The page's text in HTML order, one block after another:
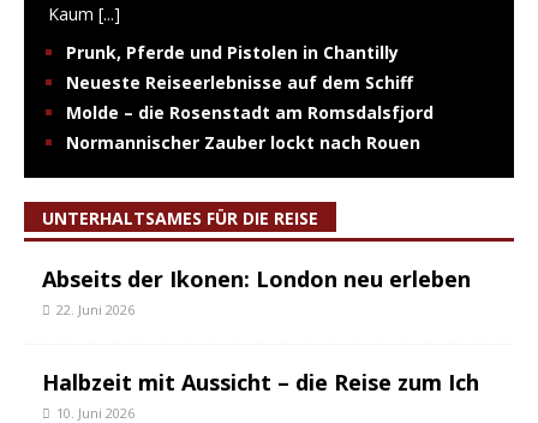
Kaum [...]
Prunk, Pferde und Pistolen in Chantilly
Neueste Reiseerlebnisse auf dem Schiff
Molde – die Rosenstadt am Romsdalsfjord
Normannischer Zauber lockt nach Rouen
UNTERHALTSAMES FÜR DIE REISE
Abseits der Ikonen: London neu erleben
22. Juni 2026
Halbzeit mit Aussicht – die Reise zum Ich
10. Juni 2026